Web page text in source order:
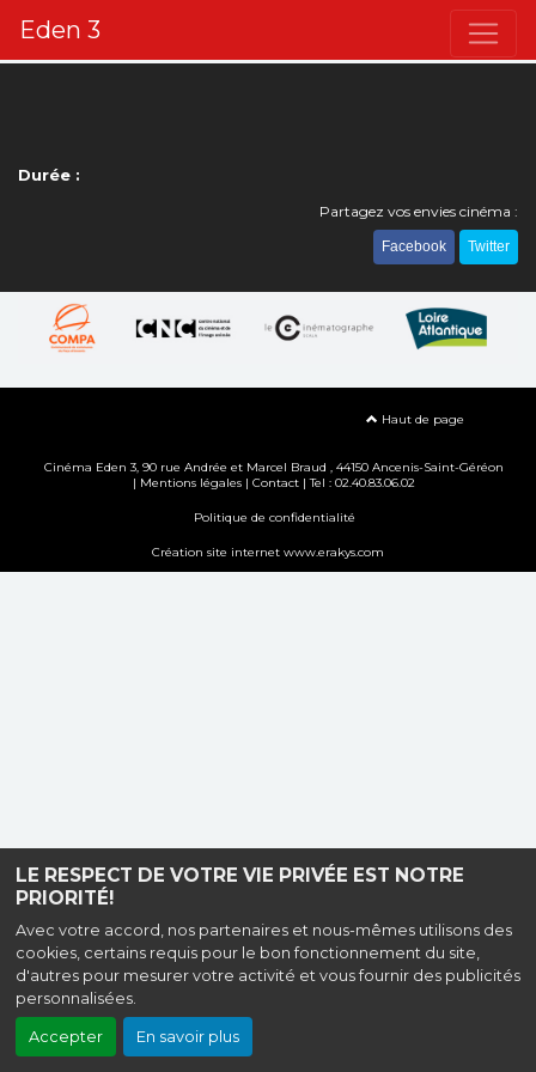
LE RESPECT DE VOTRE VIE PRIVÉE EST NOTRE
PRIORITÉ!
Avec votre accord, nos partenaires et nous-mêmes utilisons des
cookies, certains requis pour le bon fonctionnement du site,
d'autres pour mesurer votre activité et vous fournir des publicités
personnalisées.
Accepter En savoir plus
Eden 3
Durée :
Partagez vos envies cinéma :
Facebook Twitter
Haut de page
Cinéma Eden 3, 90 rue Andrée et Marcel Braud , 44150 Ancenis-Saint-Géréon
| Mentions légales | Contact | Tel : 02.40.83.06.02
Politique de confidentialité
Création site internet www.erakys.com